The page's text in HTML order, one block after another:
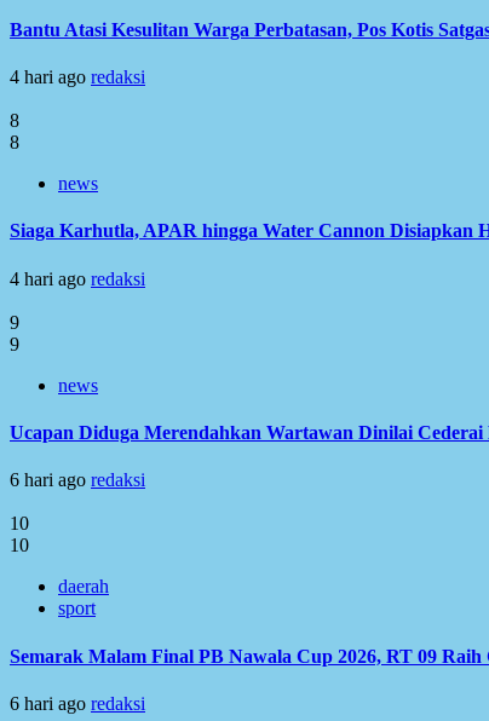
Bantu Atasi Kesulitan Warga Perbatasan, Pos Kotis
4 hari ago redaksi
8
8
news
Siaga Karhutla, APAR hingga Water Cannon Disiapkan
4 hari ago redaksi
9
9
news
Ucapan Diduga Merendahkan Wartawan Dinilai
6 hari ago redaksi
10
10
daerah
sport
Semarak Malam Final PB Nawala Cup 2026, RT 09
6 hari ago redaksi